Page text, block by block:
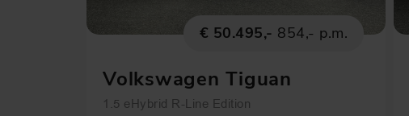
€ 50.495,- 854,- p.m.
Volkswagen Tiguan
1.5 eHybrid R-Line Edition